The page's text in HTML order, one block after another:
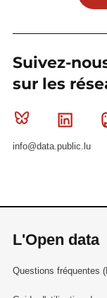
Suivez-
sur les
Bluesky
info@data.public.lu
L'Open data
Questions fréquentes